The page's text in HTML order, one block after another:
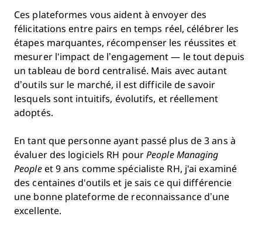
Ces plateformes vous aident à envoyer des
félicitations entre pairs en temps réel, célébrer les
étapes marquantes, récompenser les réussites et
mesurer l'impact de l’engagement — le tout depuis
un tableau de bord centralisé. Mais avec autant
d’outils sur le marché, il est difficile de savoir
lesquels sont intuitifs, évolutifs, et réellement
adoptés.
En tant que personne ayant passé plus de 3 ans à
évaluer des logiciels RH pour People Managing
Peopleet 9 ans comme spécialiste RH, j'ai examiné
des centaines d'outils et je sais ce qui différencie
une bonne plateforme de reconnaissance d’une
excellente.